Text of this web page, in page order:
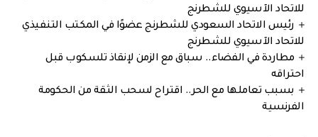
للاتحاد الآسيوي للشطرنج
رئيس الاتحاد السعودي للشطرنج عضوًا في المكتب التنفيذي
للاتحاد الآسيوي للشطرنج
مطاردة في الفضاء.. سباق مع الزمن لإنقاذ تلسكوب قبل
احتراقه
بسبب تعاملها مع الحر.. اقتراح لسحب الثقة من الحكومة
الفرنسية